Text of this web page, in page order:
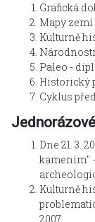
Grafická
Mapy
Kulturně
Paleo -
Historický
Cyklus
Dne 21. 3.
kamením"
Kulturně
2007